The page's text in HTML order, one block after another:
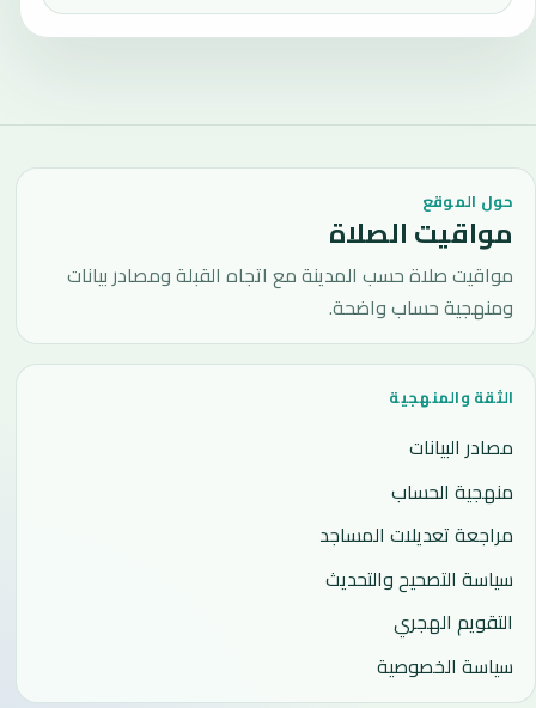
حول الموقع
مواقيت الصلاة
مواقيت صلاة حسب المدينة مع اتجاه القبلة ومصادر بيانات
ومنهجية حساب واضحة.
الثقة والمنهجية
مصادر البيانات
منهجية الحساب
مراجعة تعديلات المساجد
سياسة التصحيح والتحديث
التقويم الهجري
سياسة الخصوصية